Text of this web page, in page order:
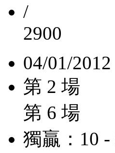
/
2900
04/01/2012
第 2 場
第 6 場
獨贏：10